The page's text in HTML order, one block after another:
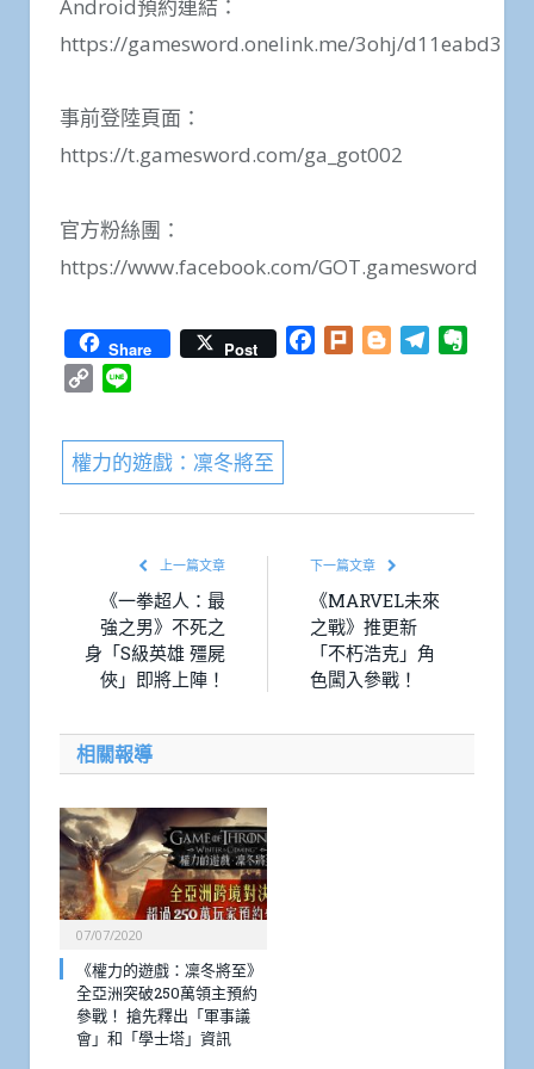
Android預約連結：
https://gamesword.onelink.me/3ohj/d11eabd3
事前登陸頁面：
https://t.gamesword.com/ga_got002
官方粉絲團：
https://www.facebook.com/GOT.gamesword
Share Post Facebook
Plurk BloggerTelegram
Copy
權力的遊戲：凜冬將至
上一篇文章
《一拳超人：最
強之男》不死之
身「S級英雄 殭屍
俠」即將上陣！
下一篇文章
《MARVEL未來
之戰》推更新
「不朽浩克」角
色闖入參戰！
相關報導
07/07/2020
《權力的遊戲：凜冬將至》
全亞洲突破250萬領主預約
參戰！ 搶先釋出「軍事議
會」和「學士塔」資訊